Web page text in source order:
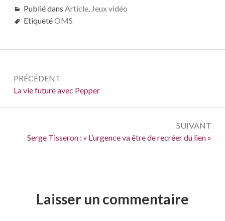
Publié dans Article, Jeux vidéo
EtiquetéOMS
de
l’article
PRÉCÉDENT
Précédent :
La vie future avec Pepper
SUIVANT
Suivant :
Serge Tisseron : « L’urgence va être de recréer du lien »
Laisser un commentaire